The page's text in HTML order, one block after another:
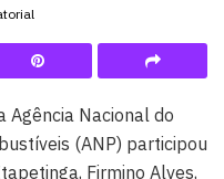
Agência Nacional do
(ANP) participou
Firmino Alves,